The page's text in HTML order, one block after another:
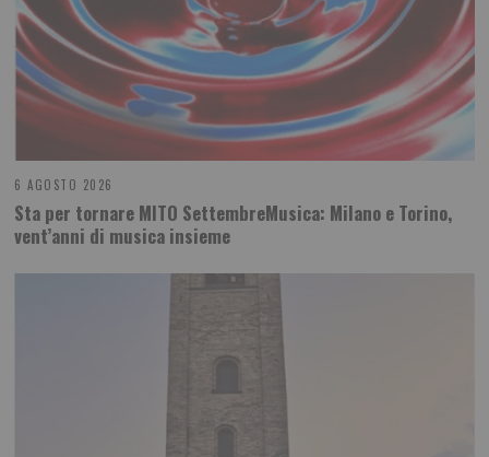
6 AGOSTO 2026
Sta per tornare MITO SettembreMusica: Milano e Torino,
vent’anni di musica insieme